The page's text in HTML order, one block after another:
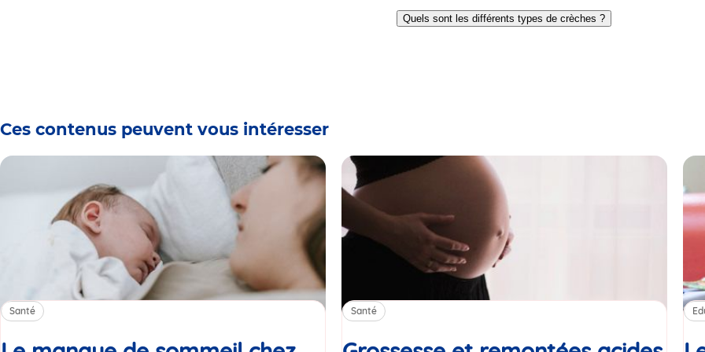
to
slide
to
slide
Quels sont les différents types de crèches ?
Ces contenus peuvent vous intéresser
Santé Santé